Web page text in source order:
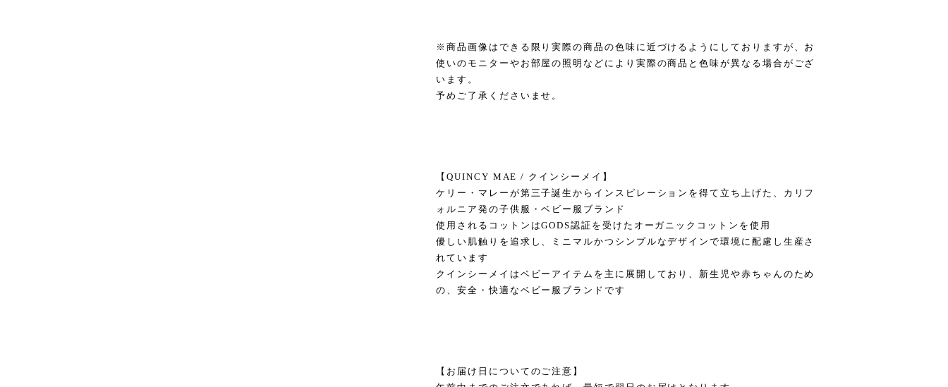
※商品画像はできる限り実際の商品の色味に近づけるようにしておりますが、お
使いのモニターやお部屋の照明などにより実際の商品と色味が異なる場合がござ
います。
予めご了承くださいませ。
【QUINCY MAE / クインシーメイ】
ケリー・マレーが第三子誕生からインスピレーションを得て立ち上げた、カリフ
ォルニア発の子供服・ベビー服ブランド
使用されるコットンはGODS認証を受けたオーガニックコットンを使用
優しい肌触りを追求し、ミニマルかつシンプルなデザインで環境に配慮し生産さ
れています
クインシーメイはベビーアイテムを主に展開しており、新生児や赤ちゃんのため
の、安全・快適なベビー服ブランドです
【お届け日についてのご注意】